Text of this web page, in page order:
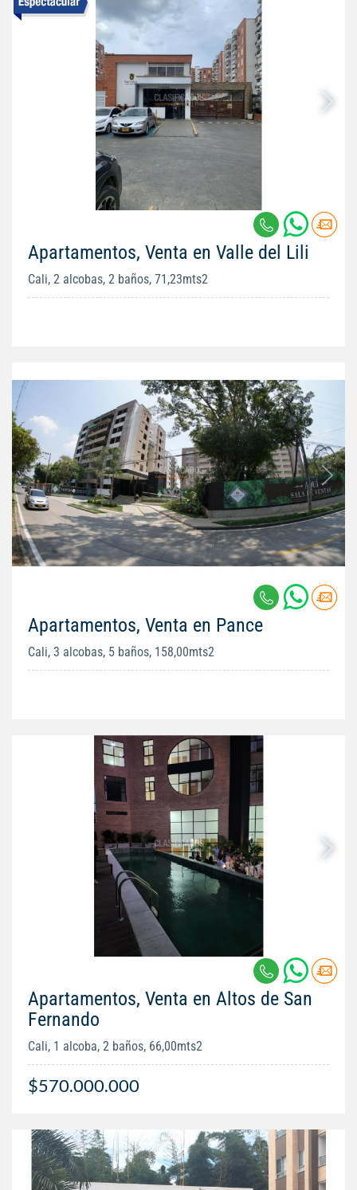
Apartamentos, Venta en Valle del Lili
Cali, 2 alcobas, 2 baños, 71,23mts2
Apartamentos, Venta en Pance
Cali, 3 alcobas, 5 baños, 158,00mts2
Apartamentos, Venta en Altos de San
Fernando
Cali, 1 alcoba, 2 baños, 66,00mts2
$570.000.000